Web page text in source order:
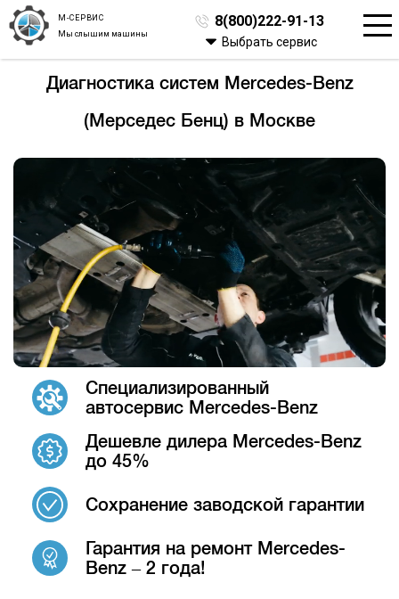
М-СЕРВИС
Мы слышим машины
8(800)222-91-13
Выбрать сервис
Диагностика систем Mercedes-Benz
(Мерседес Бенц) в Москве
Специализированный
автосервис Mercedes-Benz
Дешевле дилера Mercedes-Benz
до 45%
Сохранение заводской гарантии
Гарантия на ремонт Mercedes-
Benz – 2 года!